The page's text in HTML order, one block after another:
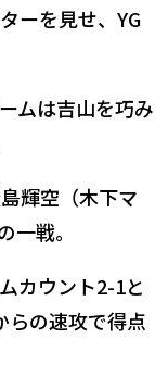
ーを見せ、YG
ムは吉山を巧み
輝空（木下マ
戦。
カウント2-1と
らの速攻で得点